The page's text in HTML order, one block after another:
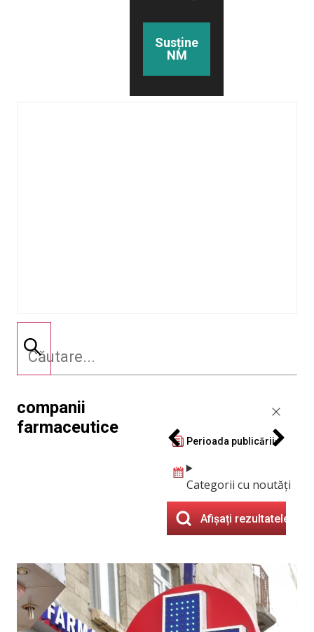
Susține
NM
companii
farmaceutice
Perioada publicării
Categorii cu noutăți
Afișați rezultatele